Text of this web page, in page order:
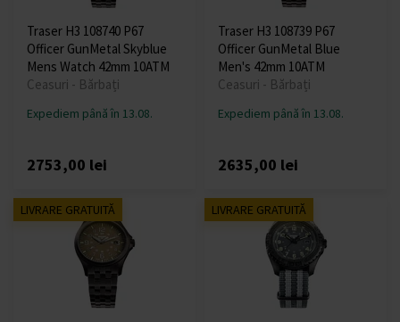
Traser H3 108740 P67
Officer GunMetal Skyblue
Mens Watch 42mm 10ATM
Ceasuri - Bărbați
Expediem până în 13.08.
2753,00 lei
Traser H3 108739 P67
Officer GunMetal Blue
Men's 42mm 10ATM
Ceasuri - Bărbați
Expediem până în 13.08.
2635,00 lei
LIVRARE GRATUITĂ LIVRARE GRATUITĂ